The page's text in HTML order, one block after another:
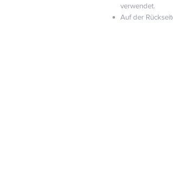
verwendet.
Auf der